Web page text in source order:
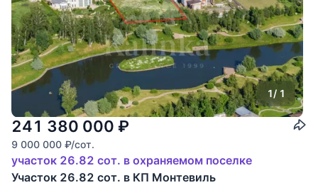
1/ 1
241 380 000 ₽
9 000 000 ₽/сот.
участок 26.82 сот. в охраняемом поселке
Участок 26.82 сот. в КП Монтевиль